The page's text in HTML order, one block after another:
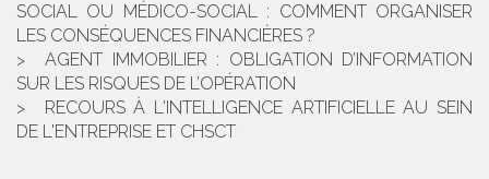
SOCIAL OU MÉDICO-SOCIAL : COMMENT ORGANISER
LES CONSÉQUENCES FINANCIÈRES ?
AGENT IMMOBILIER : OBLIGATION D’INFORMATION
SUR LES RISQUES DE L’OPÉRATION
RECOURS À L'INTELLIGENCE ARTIFICIELLE AU SEIN
DE L'ENTREPRISE ET CHSCT